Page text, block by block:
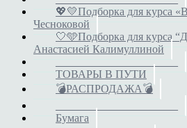
💖💛Подборка для курса
Чесноковой
🤍🩵Подборка для курса
Анастасией Калимуллиной
______________________
ТОВАРЫ В ПУТИ
💣РАСПРОДАЖА💣
______________________
Бумага